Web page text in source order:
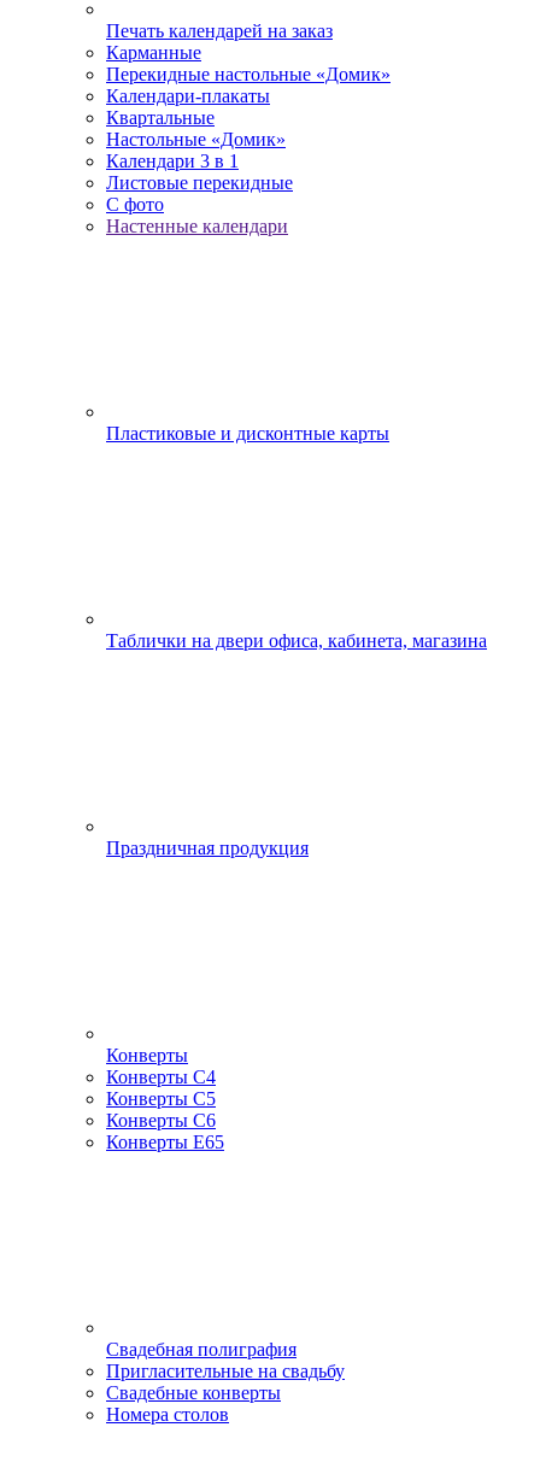
Печать календарей на заказ
Карманные
Перекидные настольные «Домик»
Календари-плакаты
Квартальные
Настольные «Домик»
Календари 3 в 1
Листовые перекидные
С фото
Настенные календари
Пластиковые и дисконтные карты
Таблички на двери офиса, кабинета, магазина
Праздничная продукция
Конверты
Конверты С4
Конверты С5
Конверты С6
Конверты Е65
Свадебная полиграфия
Пригласительные на свадьбу
Свадебные конверты
Номера столов